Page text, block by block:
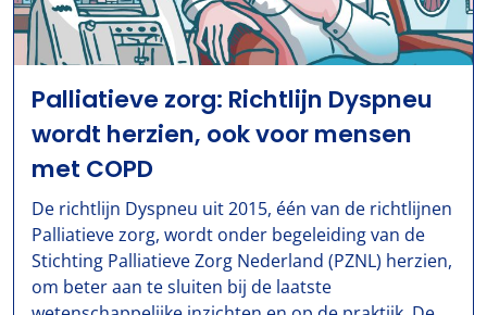
Palliatieve zorg: Richtlijn Dyspneu
wordt herzien, ook voor mensen
met COPD
De richtlijn Dyspneu uit 2015, één van de richtlijnen
Palliatieve zorg, wordt onder begeleiding van de
Stichting Palliatieve Zorg Nederland (PZNL) herzien,
om beter aan te sluiten bij de laatste